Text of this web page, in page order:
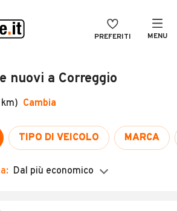
PREFERITI MENU
termine
nuovi a Correggio
Cambia
TIPO DI VEICOLO MARCA
Dal più economico